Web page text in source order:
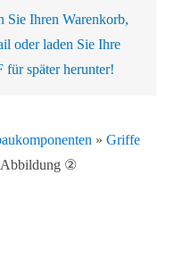
Kundenlösungen
Ihren Warenkorb,
oder laden Sie Ihre
für später herunter!
» Griffe
②